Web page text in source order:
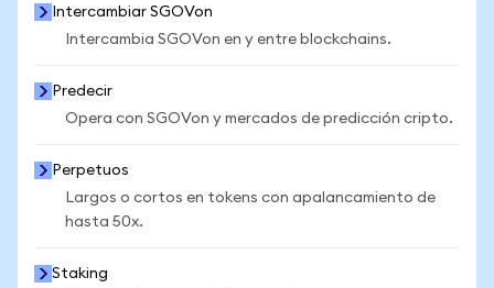
Intercambiar SGOVon
Intercambia SGOVon en y entre blockchains.
Predecir
Opera con SGOVon y mercados de predicción cripto.
Perpetuos
Largos o cortos en tokens con apalancamiento de
hasta 50x.
Staking